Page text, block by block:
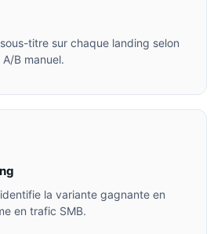
titre sur chaque landing selon
B manuel.
la variante gagnante en
en trafic SMB.